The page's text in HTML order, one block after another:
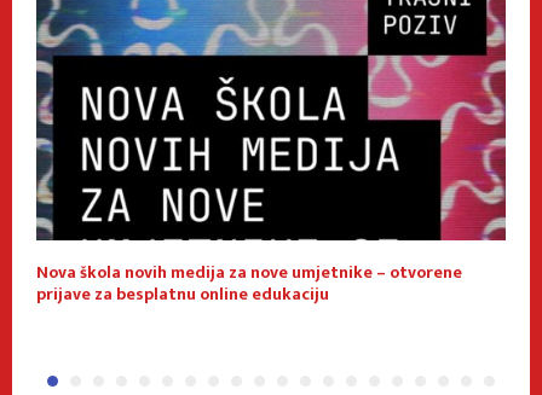
Nova škola novih medija za nove umjetnike – otvorene
prijave za besplatnu online edukaciju